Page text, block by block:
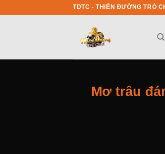
TDTC - THIÊN ĐƯỜNG TRÒ
Mơ trâu